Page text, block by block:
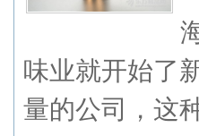
味业就开始了
量的公司，这